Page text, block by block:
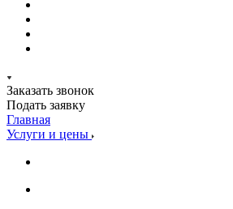
Заказать звонок
Подать заявку
Главная
Услуги и цены